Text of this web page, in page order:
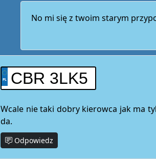
No mi się z twoim starym
CBR 3LK5
Wcale nie taki dobry kierowca jak ma
da.
Odpowiedz